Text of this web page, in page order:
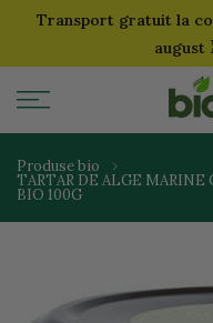
SariTransport gratuit la
august
Produse bio
TARTAR DE ALGE MARINE
BIO 100G